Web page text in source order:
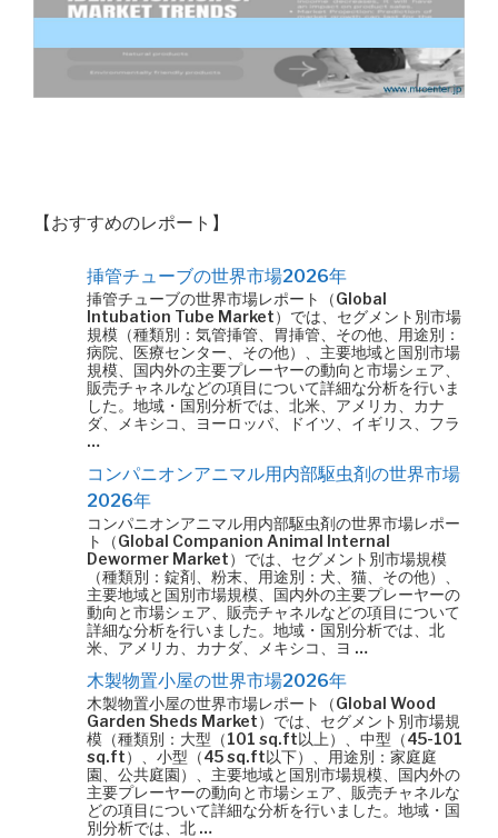
【おすすめのレポート】
挿管チューブの世界市場2026年
挿管チューブの世界市場レポート（Global
Intubation Tube Market）では、セグメント別市場
規模（種類別：気管挿管、胃挿管、その他、用途別：
病院、医療センター、その他）、主要地域と国別市場
規模、国内外の主要プレーヤーの動向と市場シェア、
販売チャネルなどの項目について詳細な分析を行いま
した。地域・国別分析では、北米、アメリカ、カナ
ダ、メキシコ、ヨーロッパ、ドイツ、イギリス、フラ
…
コンパニオンアニマル用内部駆虫剤の世界市場
2026年
コンパニオンアニマル用内部駆虫剤の世界市場レポー
ト（Global Companion Animal Internal
Dewormer Market）では、セグメント別市場規模
（種類別：錠剤、粉末、用途別：犬、猫、その他）、
主要地域と国別市場規模、国内外の主要プレーヤーの
動向と市場シェア、販売チャネルなどの項目について
詳細な分析を行いました。地域・国別分析では、北
米、アメリカ、カナダ、メキシコ、ヨ …
木製物置小屋の世界市場2026年
木製物置小屋の世界市場レポート（Global Wood
Garden Sheds Market）では、セグメント別市場規
模（種類別：大型（101 sq.ft以上）、中型（45-101
sq.ft）、小型（45 sq.ft以下）、用途別：家庭庭
園、公共庭園）、主要地域と国別市場規模、国内外の
主要プレーヤーの動向と市場シェア、販売チャネルな
どの項目について詳細な分析を行いました。地域・国
別分析では、北 …